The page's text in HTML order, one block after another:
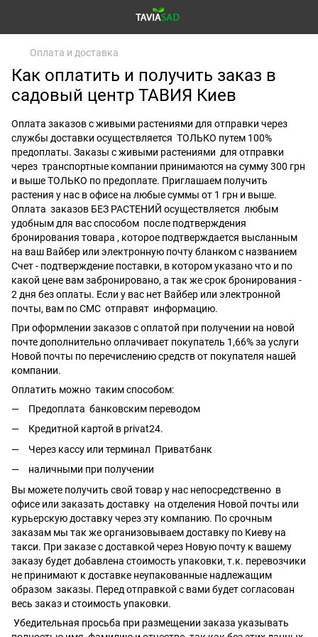
Оплата и доставка
Как оплатить и получить заказ в
садовый центр ТАВИЯ Киев
Оплата заказов с живыми растениями для отправки через
службы доставки осуществляется ТОЛЬКО путем 100%
предоплаты. Заказы с живыми растениями для отправки
через транспортные компании принимаются на сумму 300 грн
и выше ТОЛЬКО по предоплате. Приглашаем получить
растения у нас в офисе на любые суммы от 1 грн и выше.
Оплата заказов БЕЗ РАСТЕНИЙ осуществляется любым
удобным для вас способом после подтверждения
бронирования товара , которое подтверждается высланным
на ваш Вайбер или электронную почту бланком с названием
Счет - подтверждение поставки, в котором указано что и по
какой цене вам забронировано, а так же срок бронирования -
2 дня без оплаты. Если у вас нет Вайбер или электронной
почты, вам по СМС отправят информацию.
При оформлении заказов с оплатой при получении на новой
почте дополнительно оплачивает покупатель 1,66% за услуги
Новой почты по перечислению средств от покупателя нашей
компании.
Оплатить можно таким способом:
Предоплата банковским переводом
Кредитной картой в privat24.
Через кассу или терминал Приватбанк
наличными при получении
Вы можете получить свой товар у нас непосредственно в
офисе или заказать доставку на отделения Новой почты или
курьерскую доставку через эту компанию. По срочным
заказам мы так же организовываем доставку по Киеву на
такси. При заказе с доставкой через Новую почту к вашему
заказу будет добавлена стоимость упаковки, т.к. перевозчики
не принимают к доставке неупакованные надлежащим
образом заказы. Перед отправкой с вами будет согласован
весь заказ и стоимость упаковки.
Убедительная просьба при размещении заказа указывать